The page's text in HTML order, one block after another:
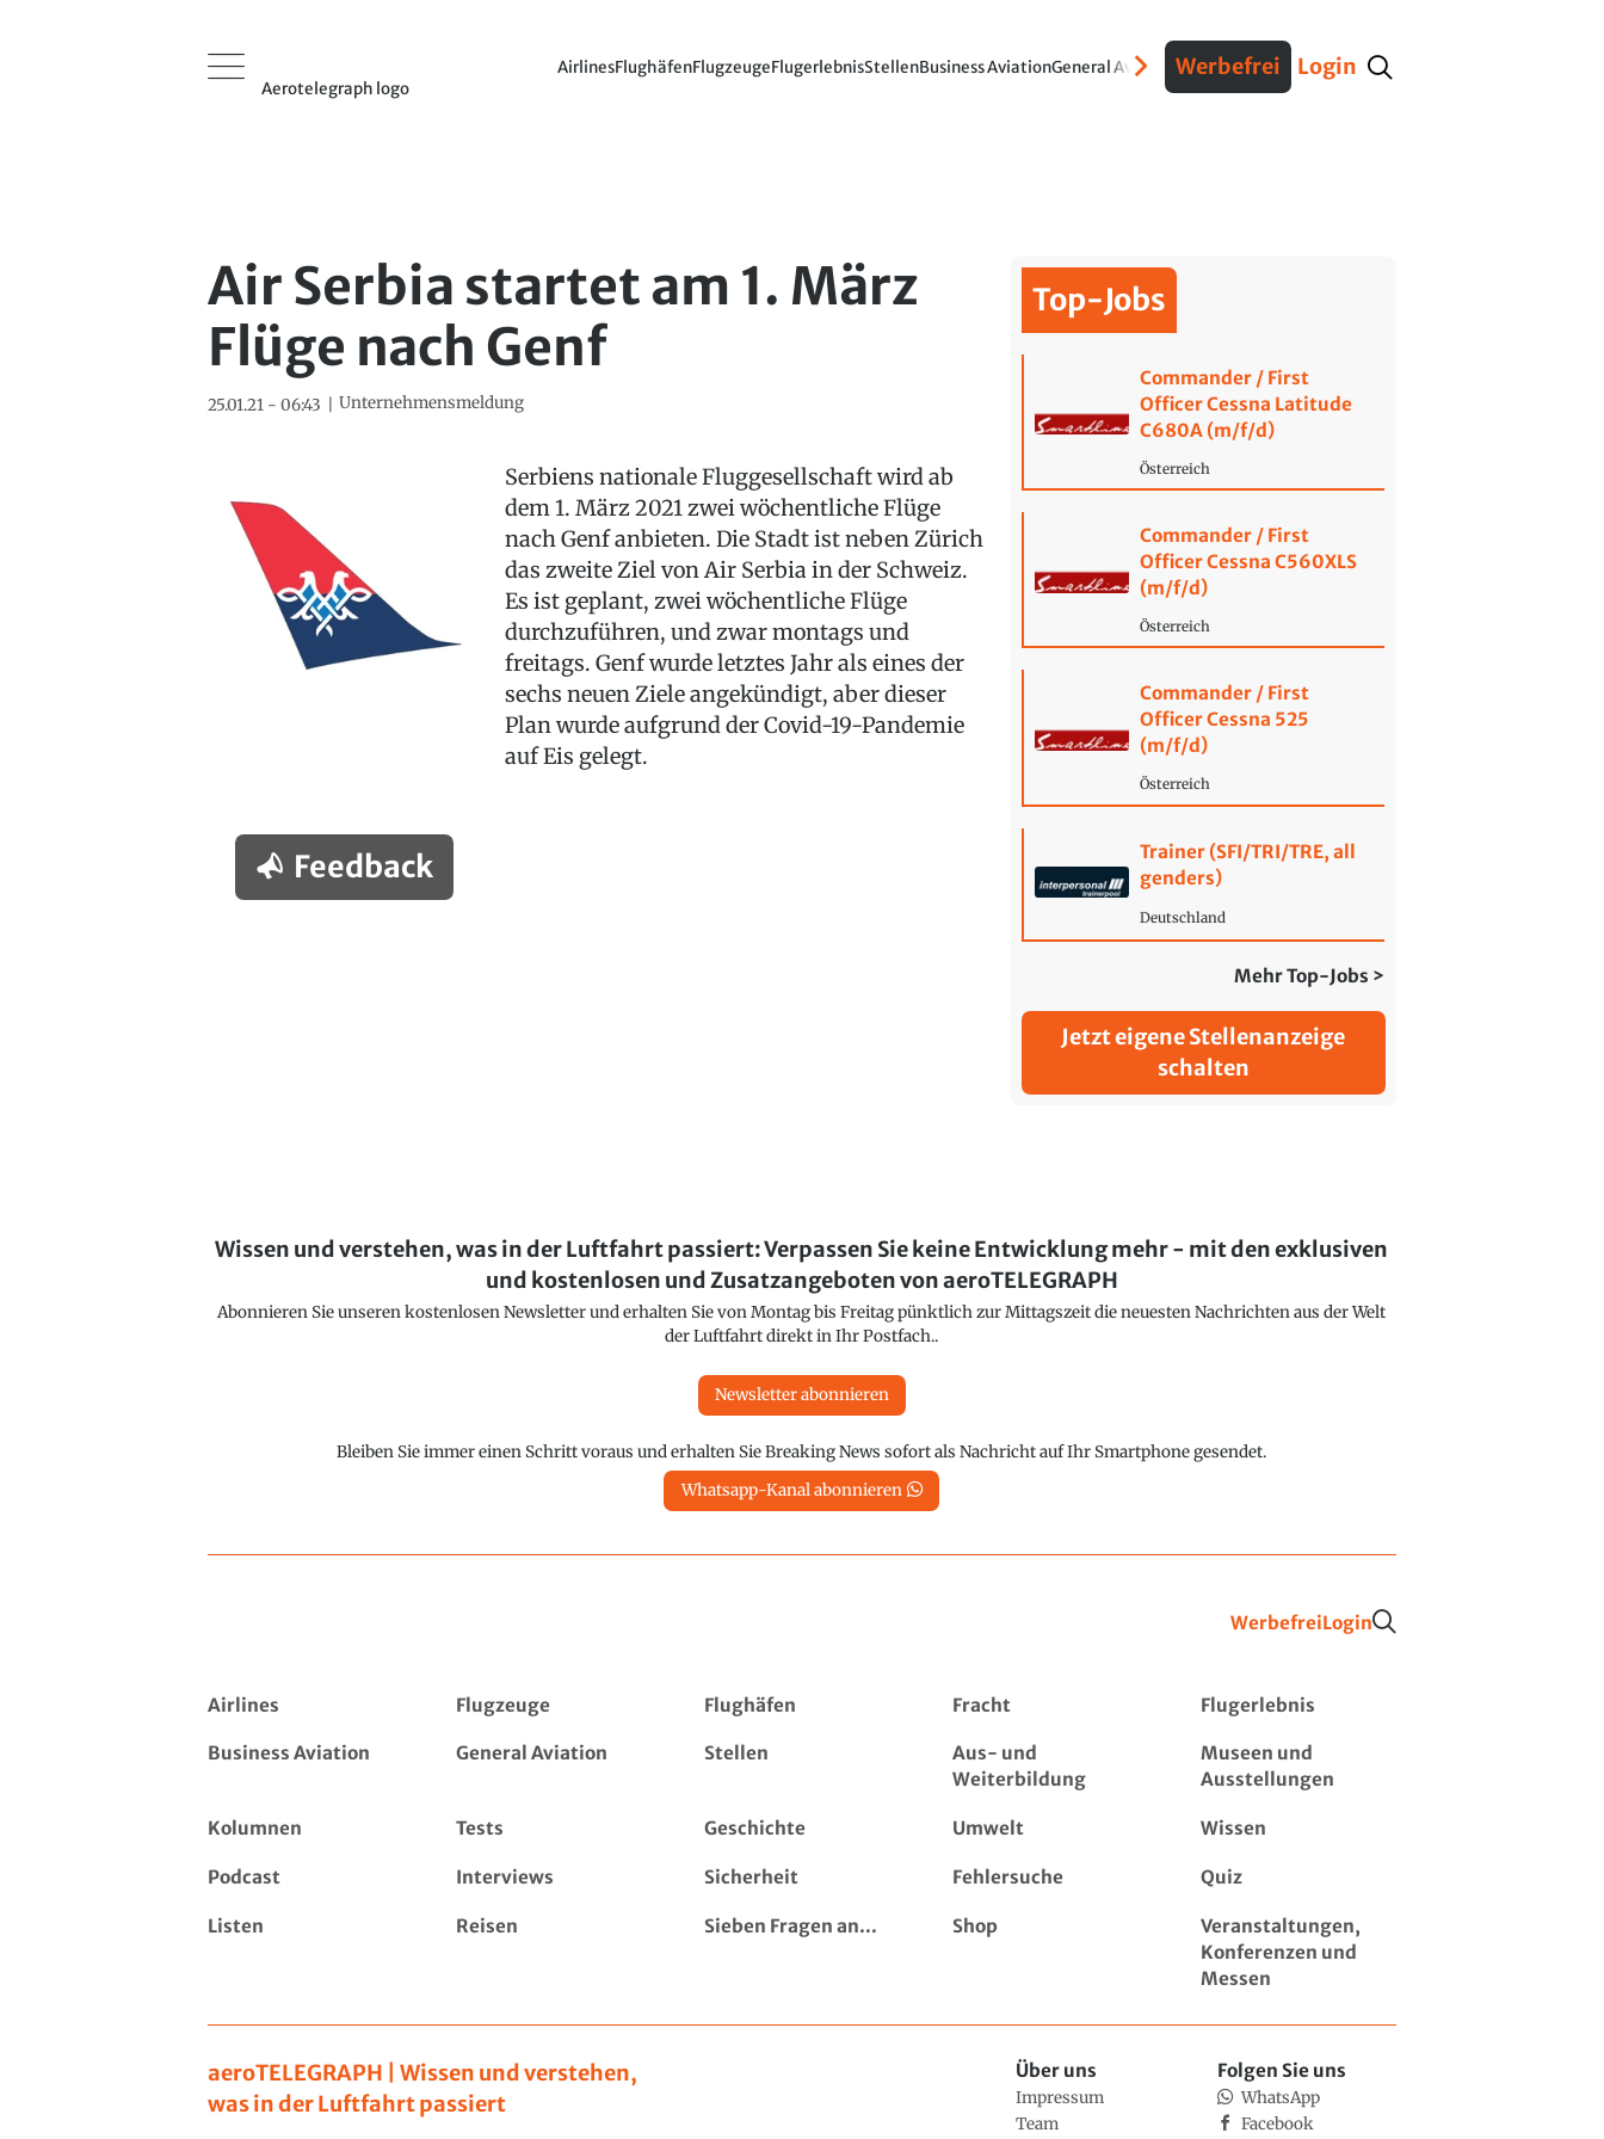
Aerotelegraph logo
AirlinesFlughäfenFlugzeugeFlugerlebnisStellenBusiness AviationGeneral AviationVerteidigungInterviews Fracht
Werbefrei Login
Air Serbia startet am 1. März
Flüge nach Genf
25.01.21 - 06:43 Unternehmensmeldung
Serbiens nationale Fluggesellschaft wird ab
dem 1. März 2021 zwei wöchentliche Flüge
nach Genf anbieten. Die Stadt ist neben Zürich
das zweite Ziel von Air Serbia in der Schweiz.
Es ist geplant, zwei wöchentliche Flüge
durchzuführen, und zwar montags und
freitags. Genf wurde letztes Jahr als eines der
sechs neuen Ziele angekündigt, aber dieser
Plan wurde aufgrund der Covid-19-Pandemie
auf Eis gelegt.
Feedback
Top-Jobs
Commander / First
Officer Cessna Latitude
C680A (m/f/d)
Österreich
Commander / First
Officer Cessna C560XLS
(m/f/d)
Österreich
Commander / First
Officer Cessna 525
(m/f/d)
Österreich
Trainer (SFI/TRI/TRE, all
genders)
Deutschland
Mehr Top-Jobs >
Jetzt eigene Stellenanzeige
schalten
Wissen und verstehen, was in der Luftfahrt passiert: Verpassen Sie keine Entwicklung mehr - mit den exklusiven
und kostenlosen und Zusatzangeboten von aeroTELEGRAPH
Abonnieren Sie unseren kostenlosen Newsletter und erhalten Sie von Montag bis Freitag pünktlich zur Mittagszeit die neuesten Nachrichten aus der Welt
der Luftfahrt direkt in Ihr Postfach..
Newsletter abonnieren
Bleiben Sie immer einen Schritt voraus und erhalten Sie Breaking News sofort als Nachricht auf Ihr Smartphone gesendet.
Whatsapp-Kanal abonnieren
WerbefreiLogin
Airlines Flugzeuge Flughäfen Fracht Flugerlebnis
Business Aviation General Aviation Stellen
Aus- und
Weiterbildung
Museen und
Ausstellungen
Kolumnen Tests Geschichte Umwelt Wissen
Podcast Interviews Sicherheit Fehlersuche Quiz
Listen Reisen Sieben Fragen an... Shop
Veranstaltungen,
Konferenzen und
Messen
aeroTELEGRAPH | Wissen und verstehen,
was in der Luftfahrt passiert
Über uns
Impressum
Team
Folgen Sie uns
WhatsApp
Facebook